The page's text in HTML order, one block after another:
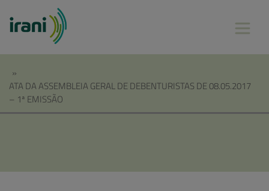
»
ATA DA ASSEMBLEIA GERAL DE DEBENTURISTAS DE 08.05.2017
– 1ª EMISSÃO